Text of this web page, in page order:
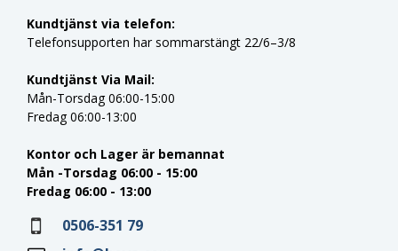
Kundtjänst via telefon:
Telefonsupporten har sommarstängt 22/6–3/8
Kundtjänst Via Mail:
Mån-Torsdag 06:00-15:00
Fredag 06:00-13:00
Kontor och Lager är bemannat
Mån -Torsdag 06:00 - 15:00
Fredag 06:00 - 13:00
0506-351 79